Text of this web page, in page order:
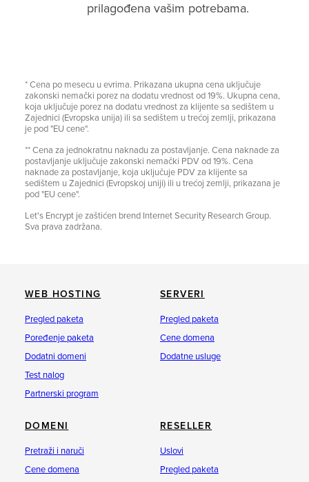
prilagođena vašim potrebama.
* Cena po mesecu u evrima. Prikazana ukupna cena uključuje
zakonski nemački porez na dodatu vrednost od 19%. Ukupna cena,
koja uključuje porez na dodatu vrednost za klijente sa sedištem u
Zajednici (Evropska unija) ili sa sedištem u trećoj zemlji, prikazana
je pod "EU cene".
** Cena za jednokratnu naknadu za postavljanje. Cena naknade za
postavljanje uključuje zakonski nemački PDV od 19%. Cena
naknade za postavljanje, koja uključuje PDV za klijente sa
sedištem u Zajednici (Evropskoj uniji) ili u trećoj zemlji, prikazana je
pod "EU cene".
Let's Encrypt je zaštićen brend Internet Security Research Group.
Sva prava zadržana.
WEB HOSTING
Pregled paketa
Poređenje paketa
Dodatni domeni
Test nalog
Partnerski program
SERVERI
Pregled paketa
Cene domena
Dodatne usluge
DOMENI
Pretraži i naruči
Cene domena
RESELLER
Uslovi
Pregled paketa